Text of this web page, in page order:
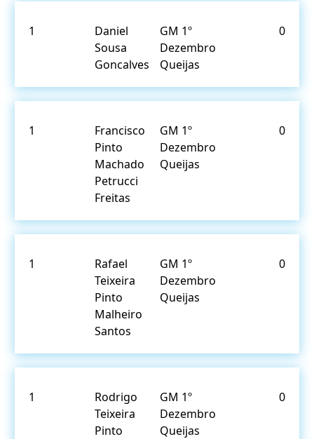
1
Daniel
Sousa
Goncalves
GM 1º
Dezembro
Queijas
0
1
Francisco
Pinto
Machado
Petrucci
Freitas
GM 1º
Dezembro
Queijas
0
1
Rafael
Teixeira
Pinto
Malheiro
Santos
GM 1º
Dezembro
Queijas
0
1
Rodrigo
Teixeira
Pinto
GM 1º
Dezembro
Queijas
0